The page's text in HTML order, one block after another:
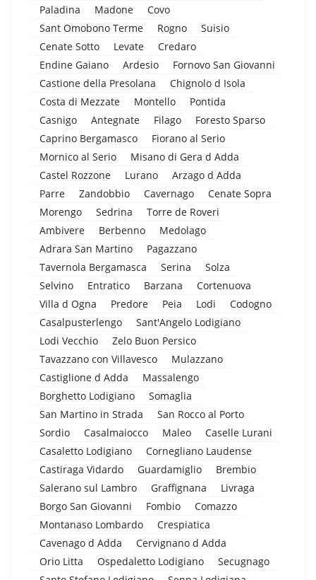
Paladina
Madone
Covo
Sant Omobono Terme
Rogno
Suisio
Cenate Sotto
Levate
Credaro
Endine Gaiano
Ardesio
Fornovo San Giovanni
Castione della Presolana
Chignolo d Isola
Costa di Mezzate
Montello
Pontida
Casnigo
Antegnate Filago
Foresto Sparso
Caprino Bergamasco
Fiorano al Serio
Mornico al Serio
Misano di Gera d Adda
Castel Rozzone
Lurano
Arzago d Adda
Parre
Zandobbio Cavernago
Cenate Sopra
Morengo
Sedrina
Torre de Roveri
Ambivere
Berbenno
Medolago
Adrara San Martino
Pagazzano
Tavernola Bergamasca
Serina
Solza
Selvino
Entratico Barzana
Cortenuova
Villa d Ogna
Predore Peia Lodi
Codogno
Casalpusterlengo
Sant'Angelo Lodigiano
Lodi Vecchio
Zelo Buon Persico
Tavazzano con Villavesco
Mulazzano
Castiglione d Adda
Massalengo
Borghetto Lodigiano
Somaglia
San Martino in Strada
San Rocco al Porto
Sordio
Casalmaiocco Maleo
Caselle Lurani
Casaletto Lodigiano
Cornegliano Laudense
Castiraga Vidardo
Guardamiglio
Brembio
Salerano sul Lambro
Graffignana
Livraga
Borgo San Giovanni
Fombio
Comazzo
Montanaso Lombardo
Crespiatica
Cavenago d Adda
Cervignano d Adda
Orio Litta
Ospedaletto Lodigiano
Secugnago